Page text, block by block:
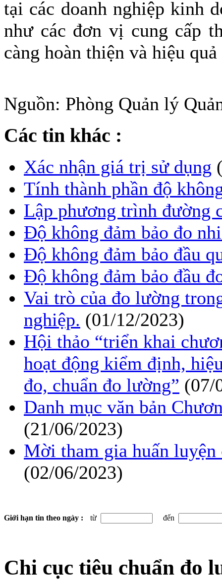
tại các doanh nghiệp kinh
như các đơn vị cung cấp
càng hoàn thiện và hiệu quả
Nguồn: Phòng Quản lý
Các tin khác :
Xác nhận giá trị sử dụng
Tính thành phần độ
Lập phương trình đường
Độ không đảm bảo đo
Độ không đảm bảo đầu
Độ không đảm bảo đầu
Vai trò của đo lường
nghiệp. (01/12/2023)
Hội thảo “triển khai
hoạt động kiểm định,
đo, chuẩn đo lường” (07/
Danh mục văn bản
(21/06/2023)
Mời tham gia huấn
(02/06/2023)
Giới hạn tin theo ngày : từ đến
Chi cục tiêu chuẩn đo